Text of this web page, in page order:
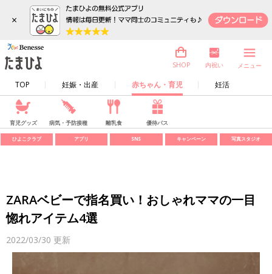
×
TOP 妊娠・出産 赤ちゃん・育児 妊活
SHOP 内祝い メニュー
育児グッズ 病気・予防接種 離乳食 優待パス
ひよこクラブ アプリ SNS キャンペーン 写真スタジオ
ZARAベビーで指名買い！おしゃれママの一目
惚れアイテム4選
2022/03/30 更新